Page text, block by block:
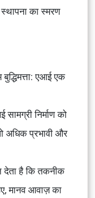
का स्मरण
एआई एक
सामग्री निर्माण को
अधिक प्रभावी और
देता है कि तकनीक
मानव आवाज़ का